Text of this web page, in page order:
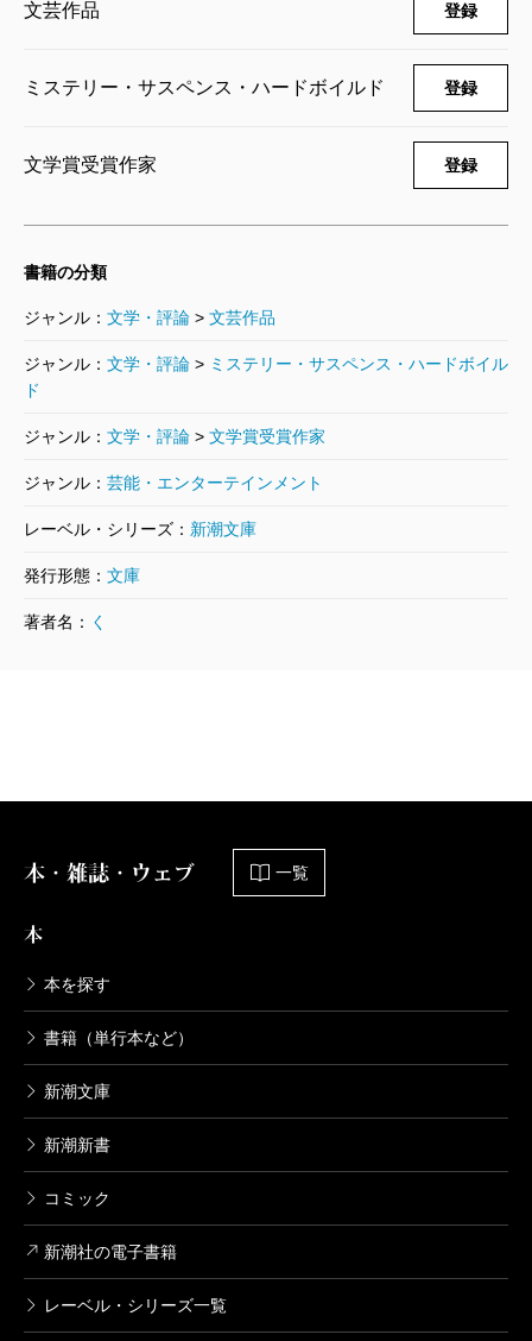
文芸作品 登録
ミステリー・サスペンス・ハードボイルド 登録
文学賞受賞作家 登録
書籍の分類
ジャンル： 文学・評論 > 文芸作品
ジャンル： 文学・評論 > ミステリー・サスペンス・ハードボイル
ド
ジャンル： 文学・評論 > 文学賞受賞作家
ジャンル： 芸能・エンターテインメント
レーベル・シリーズ： 新潮文庫
発行形態： 文庫
著者名： く
本・雑誌・ウェブ 一覧
本
本を探す
書籍（単行本など）
新潮文庫
新潮新書
コミック
新潮社の電子書籍
レーベル・シリーズ一覧